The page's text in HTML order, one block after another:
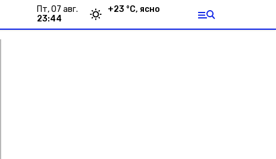
пт, 07 авг.
23:44
+23 °С, ясно